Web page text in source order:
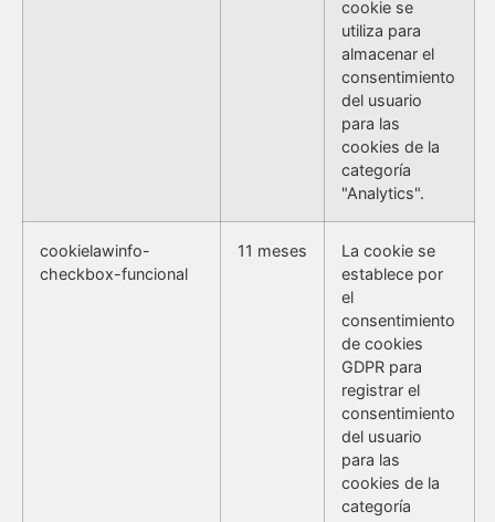
cookie se
utiliza para
almacenar el
consentimiento
del usuario
para las
cookies de la
categoría
"Analytics".
cookielawinfo-
checkbox-funcional
11 meses
La cookie se
establece por
el
consentimiento
de cookies
GDPR para
registrar el
consentimiento
del usuario
para las
cookies de la
categoría